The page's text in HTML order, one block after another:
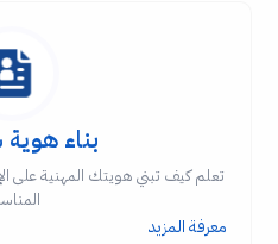
بناء
تعلم كيف تبني هويتك المهنية على
معرفة المزيد